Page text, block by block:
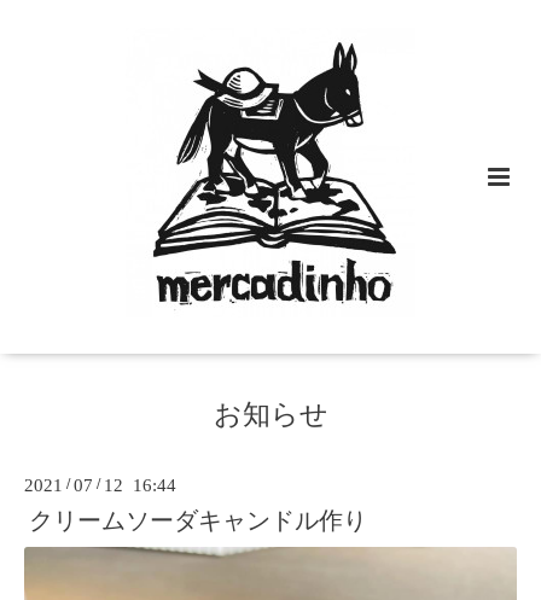
お知らせ
2021 /07 / 12 16:44
クリームソーダキャンドル作り